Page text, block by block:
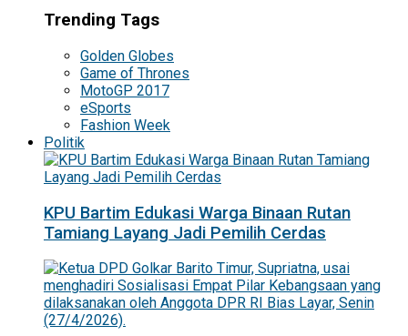
Trending Tags
Golden Globes
Game of Thrones
MotoGP 2017
eSports
Fashion Week
Politik
KPU Bartim Edukasi Warga Binaan Rutan
Tamiang Layang Jadi Pemilih Cerdas